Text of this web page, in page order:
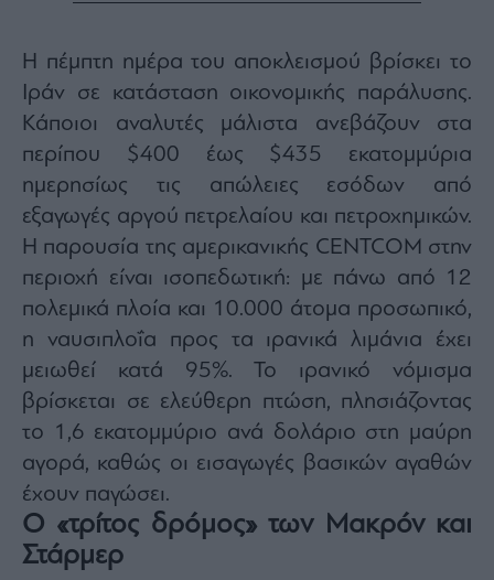
Monocle
Lab
Mononews100
Εγγραφείτε
στο
Newsletter
του
mononews.gr
By
submitting
your
email,
you
to
our
Terms
and
Privacy
Η πέμπτη ημέρα του αποκλεισμού βρίσκει το
Ιράν σε κατάσταση οικονομικής παράλυσης.
Κάποιοι αναλυτές μάλιστα ανεβάζουν στα
περίπου $400 έως $435 εκατομμύρια
ημερησίως τις απώλειες εσόδων από
εξαγωγές αργού πετρελαίου και πετροχημικών.
Η παρουσία της αμερικανικής CENTCOM στην
περιοχή είναι ισοπεδωτική: με πάνω από 12
πολεμικά πλοία και 10.000 άτομα προσωπικό,
η ναυσιπλοΐα προς τα ιρανικά λιμάνια έχει
μειωθεί κατά 95%. Το ιρανικό νόμισμα
βρίσκεται σε ελεύθερη πτώση, πλησιάζοντας
το 1,6 εκατομμύριο ανά δολάριο στη μαύρη
αγορά, καθώς οι εισαγωγές βασικών αγαθών
έχουν παγώσει.
Ο «τρίτος δρόμος» των Μακρόν και
Στάρμερ